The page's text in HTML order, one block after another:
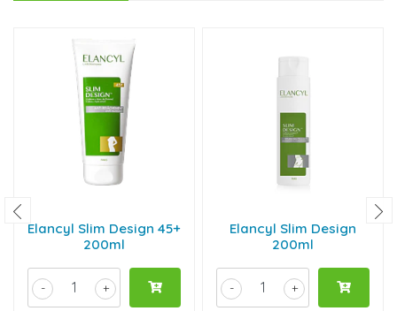
Elancyl Slim Design 45+
200ml
+
-
Elancyl Slim Design
200ml
+
-